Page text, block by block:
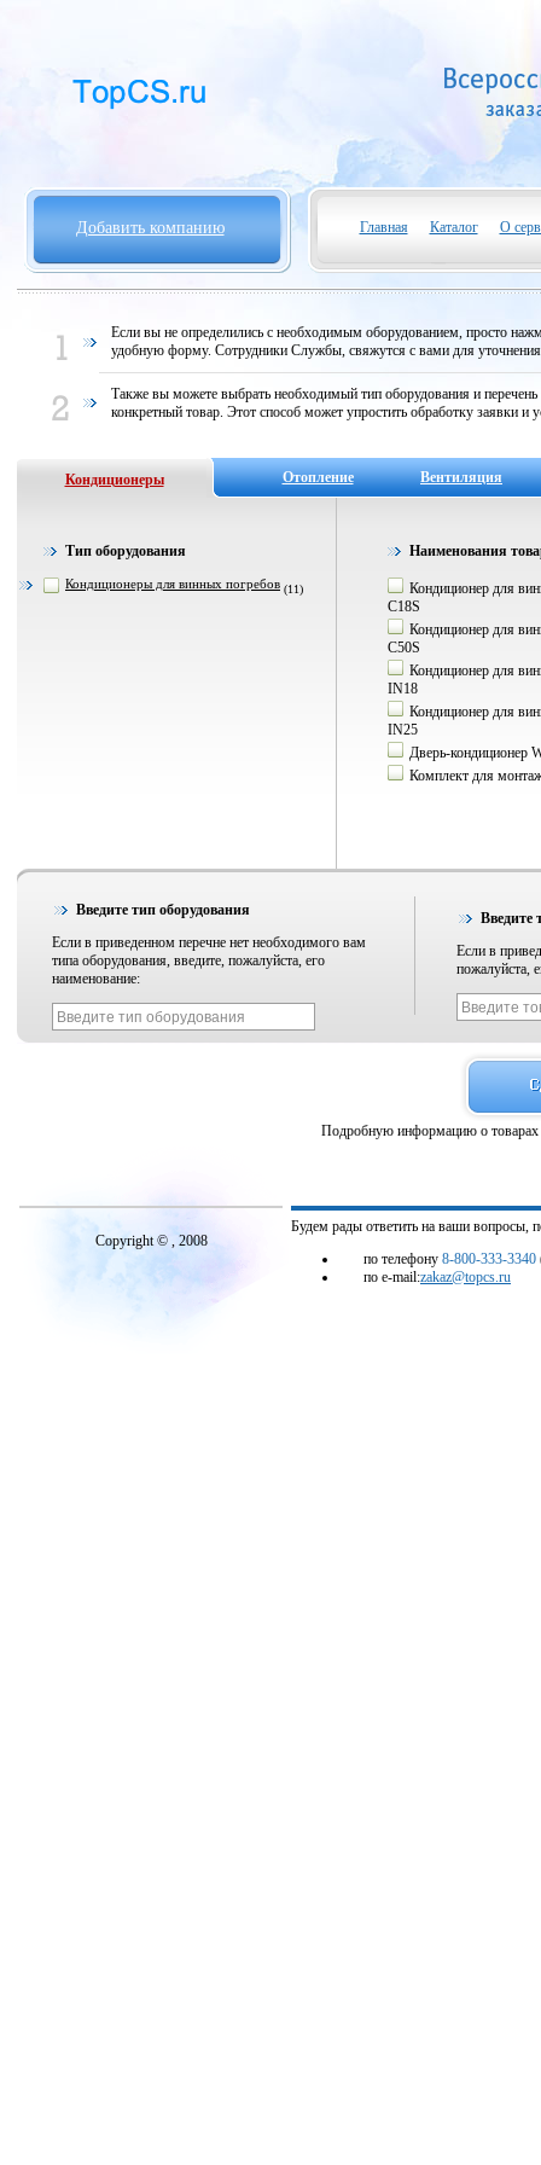
Добавить компанию Главная Каталог О
Если вы не определились с необходимым оборудованием, просто
удобную форму. Сотрудники Службы, свяжутся с вами для
Также вы можете выбрать необходимый тип оборудования и
конкретный товар. Этот способ может упростить обработку заявки и
Кондиционеры Отопление Вентиляция
Тип оборудования
Кондиционеры для винных погребов (11)
Наименования
Кондиционер для
C18S
Кондиционер для
C50S
Кондиционер для
IN18
Кондиционер для
IN25
Дверь-кондиционер
Комплект для
Введите тип оборудования
Если в приведенном перечне нет необходимого вам
типа оборудования, введите, пожалуйста, его
наименование:
Введите
Если в
пожалуйста,
Подробную информацию о товарах
Copyright © , 2008
Будем рады ответить на ваши вопросы,
по телефону 8-800-333-3340
по e-mail:zakaz@topcs.ru